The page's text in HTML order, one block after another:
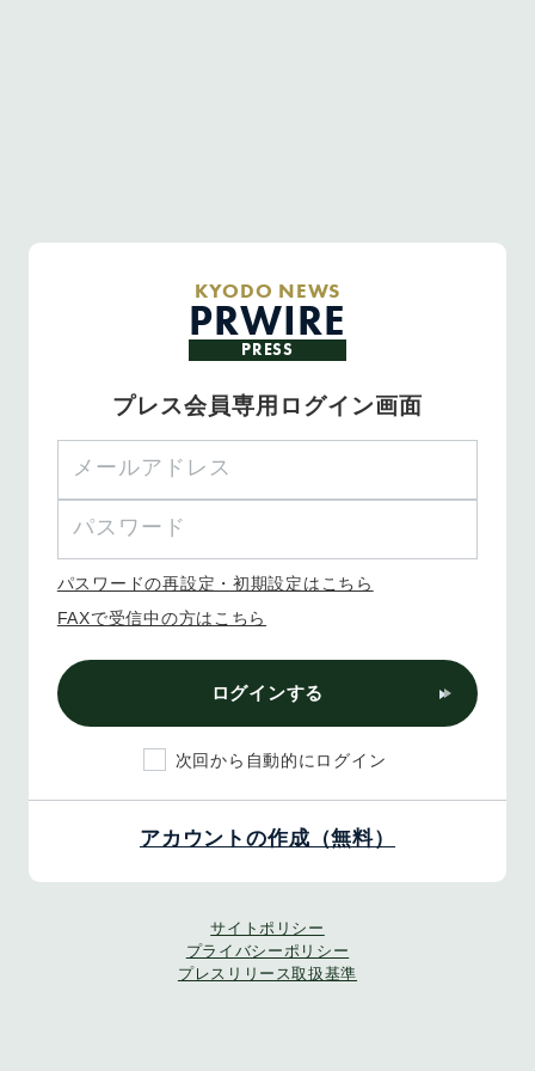
KYODO NEWS
PRWIRE
PRESS
プレス会員専用ログイン画面
パスワードの再設定・初期設定はこちら
FAXで受信中の方はこちら
ログインする
次回から自動的にログイン
アカウントの作成（無料）
サイトポリシー
プライバシーポリシー
プレスリリース取扱基準